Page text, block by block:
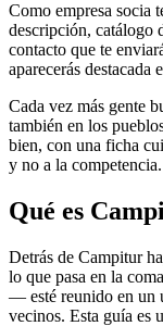
Como empresa socia
descripción, catálogo
contacto que te
aparecerás destacada
Cada vez más gente
también en los
bien, con una ficha
y no a la competencia.
Qué es
Detrás de Campitur
lo que pasa en la
— esté reunido en un
vecinos. Esta guía es